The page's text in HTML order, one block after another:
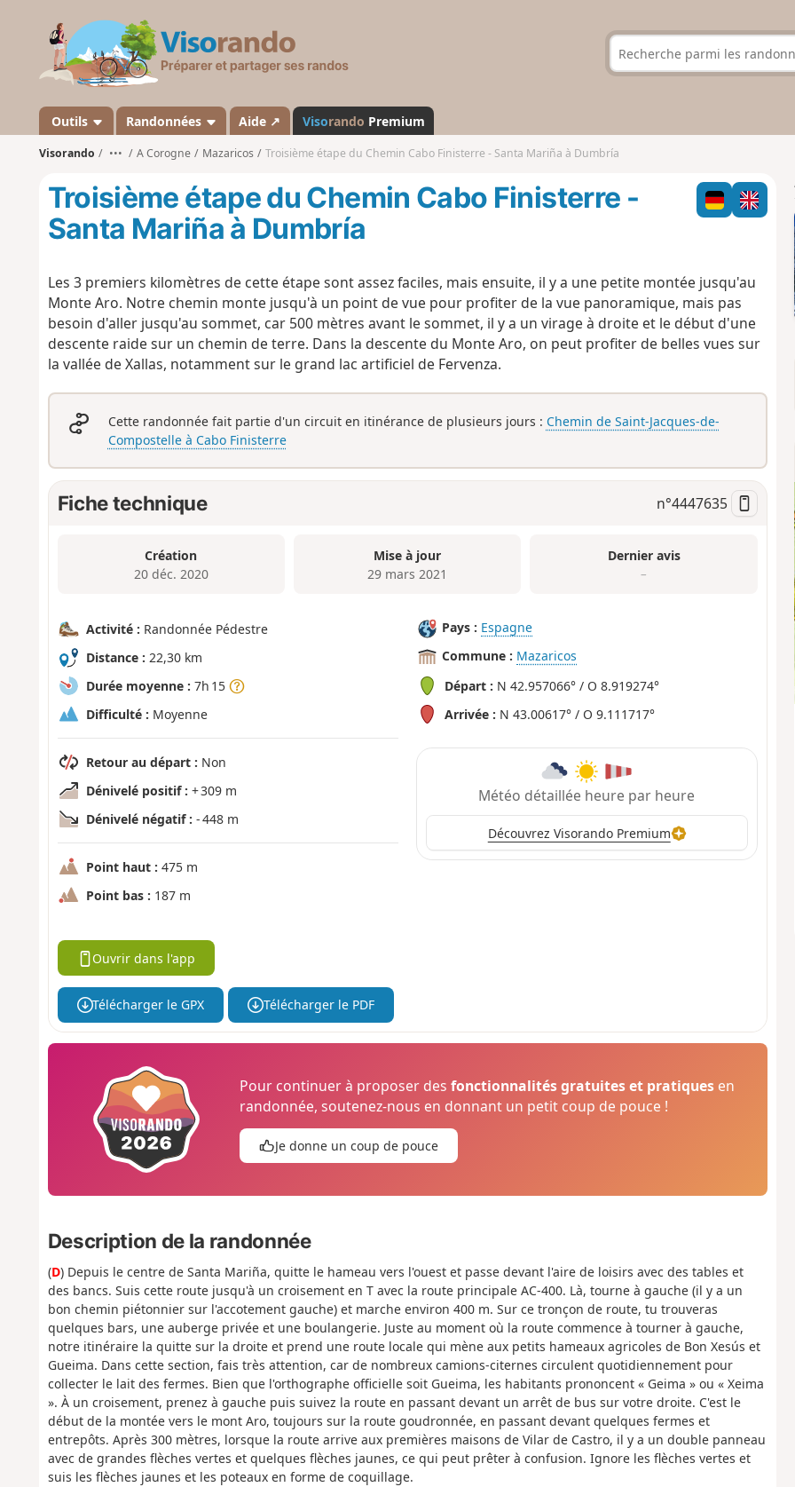
s
a
n
d
Outils Randonnées Aide ↗ Visorando Premium
Visorando ••• A Corogne Mazaricos Troisième étape du Chemin Cabo Finisterre - Santa Mariña à Dumbría
Troisième étape du Chemin Cabo Finisterre -
Santa Mariña à Dumbría
Les 3 premiers kilomètres de cette étape sont assez faciles, mais ensuite, il y a une petite montée jusqu'au
Monte Aro. Notre chemin monte jusqu'à un point de vue pour profiter de la vue panoramique, mais pas
besoin d'aller jusqu'au sommet, car 500 mètres avant le sommet, il y a un virage à droite et le début d'une
descente raide sur un chemin de terre. Dans la descente du Monte Aro, on peut profiter de belles vues sur
la vallée de Xallas, notamment sur le grand lac artificiel de Fervenza.
Cette randonnée fait partie d'un circuit en itinérance de plusieurs jours : Chemin de Saint-Jacques-de-
Compostelle à Cabo Finisterre
Fiche technique n°4447635
Création
20 déc. 2020
Mise à jour
29 mars 2021
Dernier avis
–
Activité : Randonnée Pédestre
Distance : 22,30 km
Durée moyenne : 7h 15
Difficulté : Moyenne
Retour au départ : Non
Dénivelé positif : + 309 m
Dénivelé négatif : - 448 m
Point haut : 475 m
Point bas : 187 m
Pays : Espagne
Commune : Mazaricos
Départ : N 42.957066° / O 8.919274°
Arrivée : N 43.00617° / O 9.111717°
Météo détaillée heure par heure
Découvrez Visorando Premium
Ouvrir dans l'app
Télécharger le GPX Télécharger le PDF
Pour continuer à proposer desfonctionnalités gratuites et pratiques en
randonnée, soutenez-nous en donnant un petit coup de pouce !
Je donne un coup de pouce
Description de la randonnée
(D) Depuis le centre de Santa Mariña, quitte le hameau vers l'ouest et passe devant l'aire de loisirs avec des tables et
des bancs. Suis cette route jusqu'à un croisement en T avec la route principale AC-400. Là, tourne à gauche (il y a un
bon chemin piétonnier sur l'accotement gauche) et marche environ 400 m. Sur ce tronçon de route, tu trouveras
quelques bars, une auberge privée et une boulangerie. Juste au moment où la route commence à tourner à gauche,
notre itinéraire la quitte sur la droite et prend une route locale qui mène aux petits hameaux agricoles de Bon Xesús et
Gueima. Dans cette section, fais très attention, car de nombreux camions-citernes circulent quotidiennement pour
collecter le lait des fermes. Bien que l'orthographe officielle soit Gueima, les habitants prononcent « Geima » ou « Xeima
». À un croisement, prenez à gauche puis suivez la route en passant devant un arrêt de bus sur votre droite. C'est le
début de la montée vers le mont Aro, toujours sur la route goudronnée, en passant devant quelques fermes et
entrepôts. Après 300 mètres, lorsque la route arrive aux premières maisons de Vilar de Castro, il y a un double panneau
avec de grandes flèches vertes et quelques flèches jaunes, ce qui peut prêter à confusion. Ignore les flèches vertes et
suis les flèches jaunes et les poteaux en forme de coquillage.